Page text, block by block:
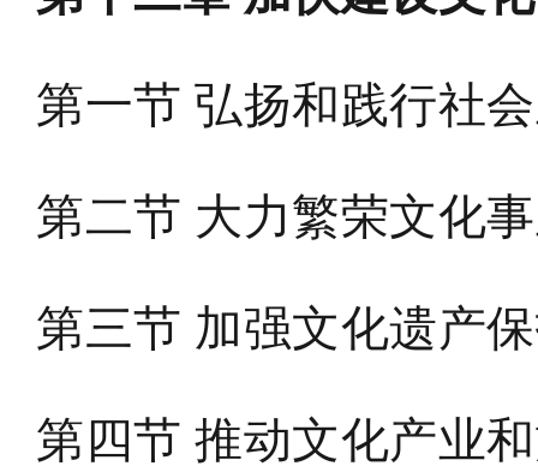
第一节 弘扬和践行社
第二节 大力繁荣文化
第三节 加强文化遗产
第四节 推动文化产业